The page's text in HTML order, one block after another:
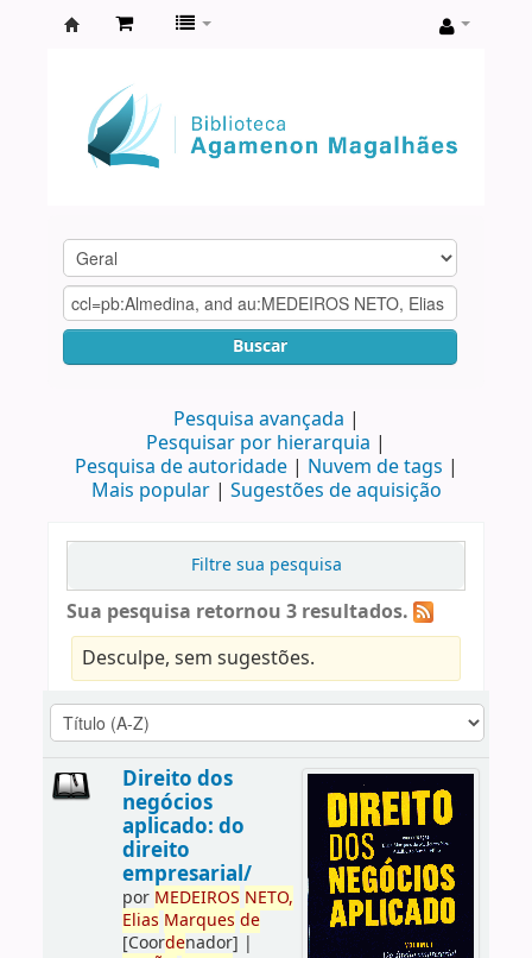
Agamenon
Magalhães
Buscar
Pesquisa avançada
Pesquisar por hierarquia
Pesquisa de autoridade
Nuvem de tags
Mais popular
Sugestões de aquisição
Filtre sua pesquisa
Sua pesquisa retornou 3 resultados.
Desculpe, sem sugestões.
Direito dos
negócios
aplicado: do
direito
empresarial/
por MEDEIROS NETO,
Elias Marques de
[Coordenador] |